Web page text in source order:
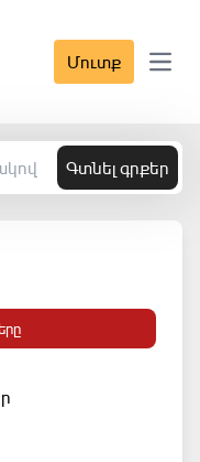
Մուտք Open
Գտնել գրքեր